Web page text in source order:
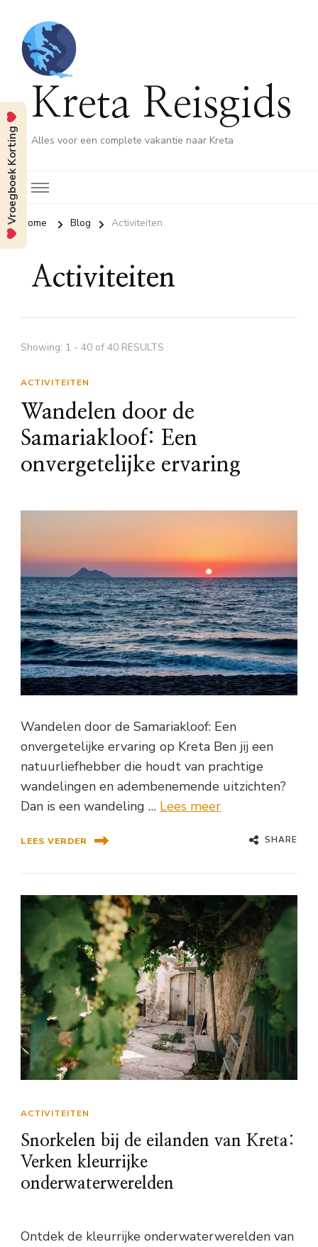
Kreta Reisgids
Alles voor een complete vakantie naar Kreta
Home Blog Activiteiten
Activiteiten
Showing: 1 - 40 of 40 RESULTS
ACTIVITEITEN
Wandelen door de
Samariakloof: Een
onvergetelijke ervaring
Wandelen door de Samariakloof: Een
onvergetelijke ervaring op Kreta Ben jij een
natuurliefhebber die houdt van prachtige
wandelingen en adembenemende uitzichten?
Dan is een wandeling … Lees meer
LEES VERDER SHARE
ACTIVITEITEN
Snorkelen bij de eilanden van Kreta:
Verken kleurrijke
onderwaterwerelden
Ontdek de kleurrijke onderwaterwerelden van
Vroegboek Korting